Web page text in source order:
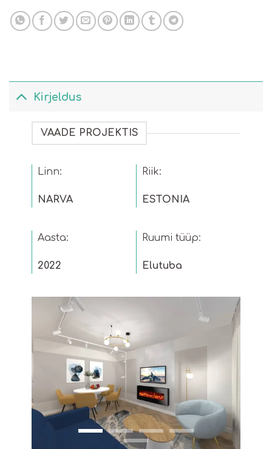
Kirjeldus
VAADE PROJEKTIS
Linn:
NARVA
Riik:
ESTONIA
Aasta:
2022
Ruumi tüüp:
Elutuba